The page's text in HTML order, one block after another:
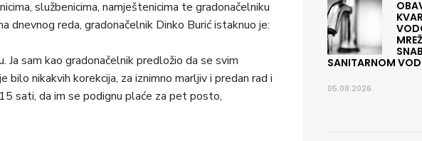
službenicima, namještenicima te gradonačelniku
dnevnog reda, gradonačelnik Dinko Burić istaknuo je:
Ja sam kao gradonačelnik predložio da se svim
nikakvih korekcija, za iznimno marljiv i predan rad i
sati, da im se podignu plaće za pet posto,
SANITARNOM
05.08.2026.